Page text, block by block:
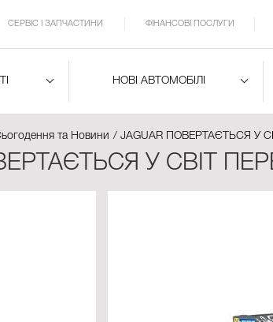
СЕРВІС І ЗАПЧАСТИНИ ФІНАНСОВІ ПОСЛУГИ
НОВІ АВТОМОБІЛІ
та Новини JAGUAR ПОВЕРТАЄТЬСЯ У
У СВІТ